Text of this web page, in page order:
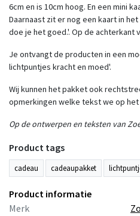
6cm en is 10cm hoog. En een mini
Daarnaast zit er nog een kaart in
doe je het goed.'. Op de achterkant
Je ontvangt de producten in een
lichtpuntjes kracht en moed'.
Wij kunnen het pakket ook
opmerkingen welke tekst we op
Op de ontwerpen en teksten van
Product tags
cadeau cadeaupakket
Product informatie
Merk